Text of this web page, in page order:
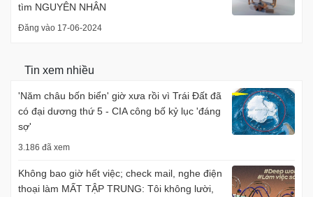
tìm NGUYÊN NHÂN
Đăng vào 17-06-2024
Tin xem nhiều
'Năm châu bốn biển' giờ xưa rồi vì Trái Đất đã
có đại dương thứ 5 - CIA công bố kỷ lục 'đáng
sợ'
3.186 đã xem
Không bao giờ hết việc; check mail, nghe điện
thoại làm MẤT TẬP TRUNG: Tôi không lười,